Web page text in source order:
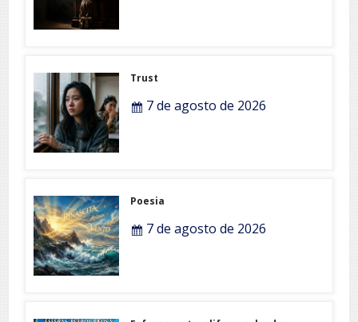
Trust
7 de agosto de 2026
Poesia
7 de agosto de 2026